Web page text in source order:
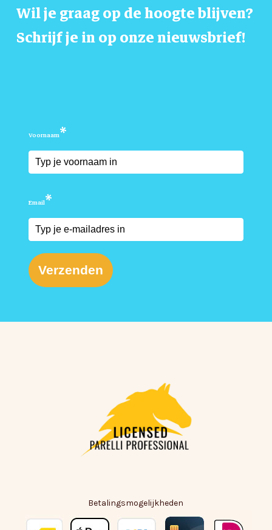
Wiljegraagopdehoogteblijven?
Schrijfjeinoponzenieuwsbrief!
Voornaam*
Email*
Verzenden
Betalingsmogelijkheden